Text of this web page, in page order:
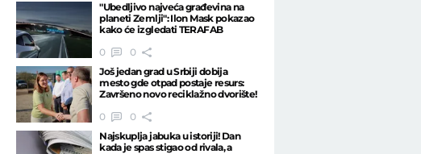
"Ubedljivo najveća građevina na
planeti Zemlji": Ilon Mask pokazao
kako će izgledati TERAFAB
0
0
Još jedan grad u Srbiji dobija
mesto gde otpad postaje resurs:
Završeno novo reciklažno dvorište!
0
0
Najskuplja jabuka u istoriji! Dan
kada je spas stigao od rivala, a